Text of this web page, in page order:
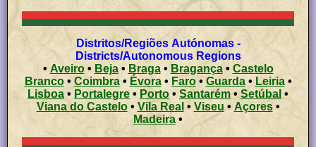
Distritos/Regiões Autónomas -
Districts/Autonomous Regions
• Aveiro• Beja• Braga• Bragança•Castelo
Branco• Coimbra• Évora•Faro• Guarda• Leiria•
Lisboa • Portalegre • Porto • Santarém • Setúbal •
Viana do Castelo• Vila Real • Viseu• Açores •
Madeira •